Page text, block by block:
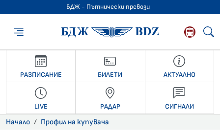
БДЖ - Пътнически превози
БДЖ -
РАЗПИСАНИЕ БИЛЕТИ АКТУАЛНО
LIVE РАДАР СИГНАЛИ
Начало Профил на купувача